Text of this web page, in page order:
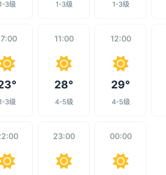
3级 1-3级 1-3级
3级
11:00
28°
4-5级
12:00
29°
4-5级
23:00 00:00